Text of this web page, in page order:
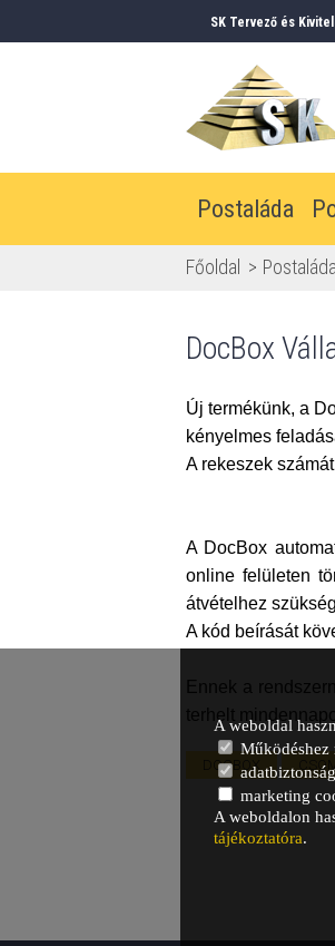
SK Tervező és
Postaláda
Főoldal
DocBox
Új termékünk, a
kényelmes
A rekeszek
A DocBox
online felületen
átvételhez
A kód beírását
Ennek a
terhelt
DOCBOX
A weboldal
marketing
A weboldalon
tájékoztatóra.